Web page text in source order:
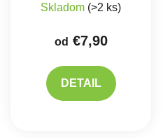
Skladom (>2 ks)
od €7,90
DETAIL